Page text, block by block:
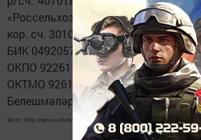
«Россельхозбанк»
кор. сч. 30101810400000000706
БИК 049205706 ОГРН
ОКПО 92261174 ОКАТО 92215551000
ОКТМО 92615151 ОКОГУ 61300
Белешмәләр өчен телефон: 8(84368)
Фото: http://astv.ru/club/blog/protyanite-ruku-pomoshchi